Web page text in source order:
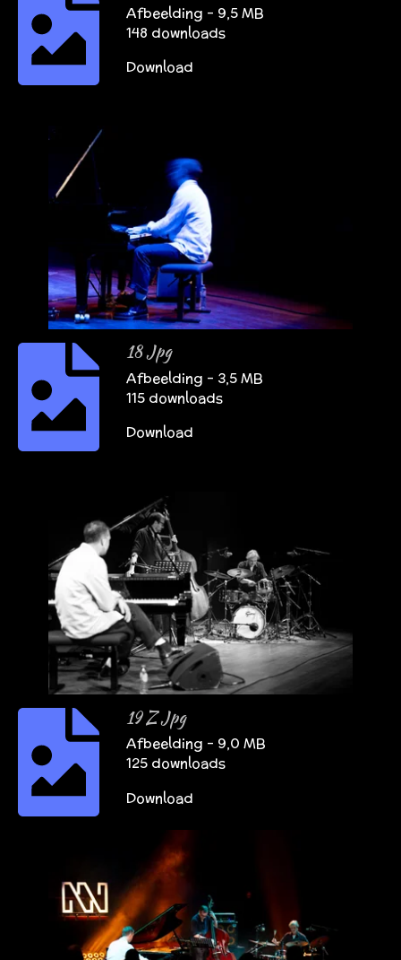
Afbeelding – 9,5 MB
148 downloads
Download
18 Jpg
Afbeelding – 3,5 MB
115 downloads
Download
19 Z Jpg
Afbeelding – 9,0 MB
125 downloads
Download